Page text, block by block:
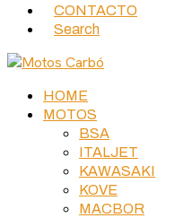
CONTACTO
Search
HOME
MOTOS
BSA
ITALJET
KAWASAKI
KOVE
MACBOR